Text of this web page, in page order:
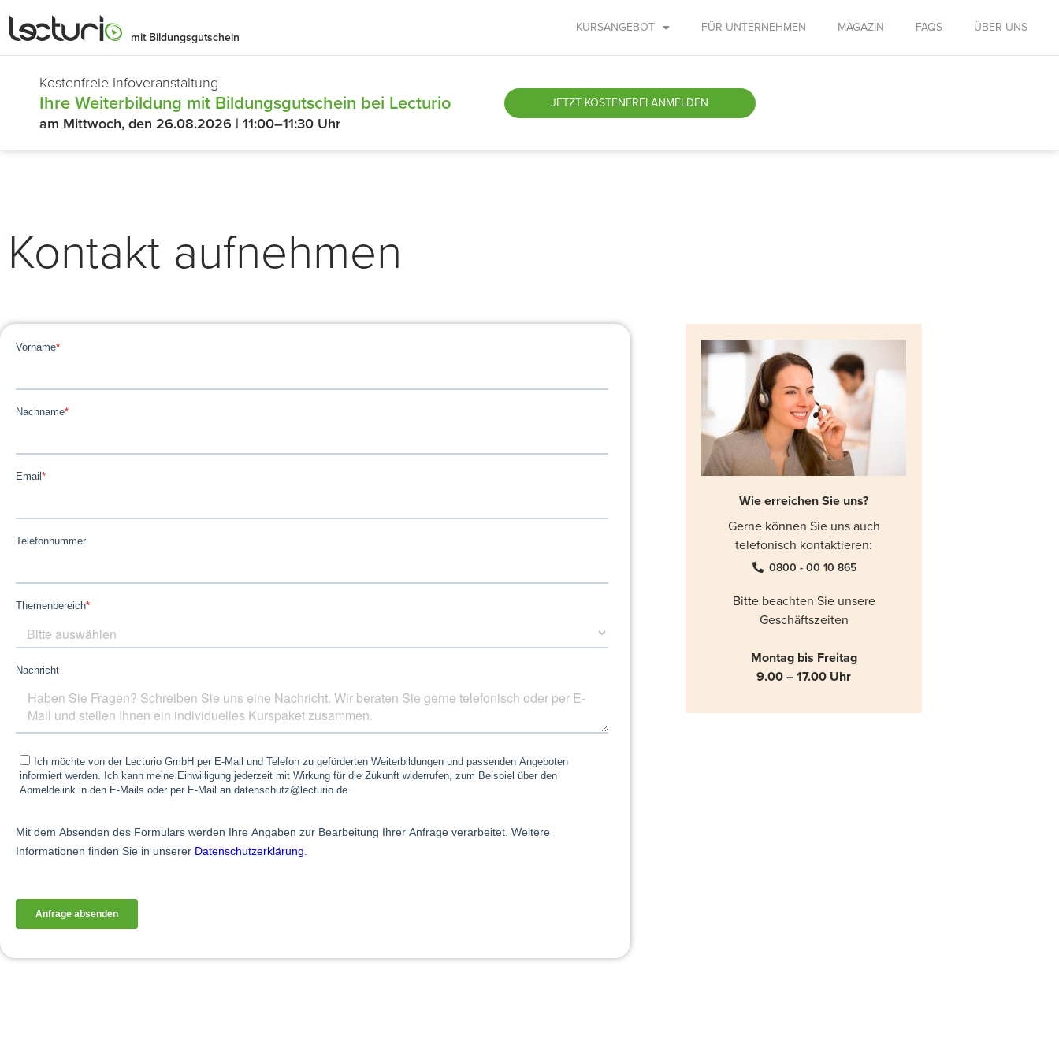
mit Bildungsgutschein
KURSANGEBOT FÜR UNTERNEHMEN MAGAZIN FAQS ÜBER UNS
Kostenfreie Infoveranstaltung
Ihre Weiterbildung mit Bildungsgutschein bei Lecturio
am Mittwoch, den 26.08.2026 | 11:00–11:30 Uhr
JETZT KOSTENFREI ANMELDEN
Kontakt aufnehmen
Wie erreichen Sie uns?
Gerne können Sie uns auch
telefonisch kontaktieren:
0800 - 00 10 865
Bitte beachten Sie unsere
Geschäftszeiten
Montag bis Freitag
9.00 – 17.00 Uhr